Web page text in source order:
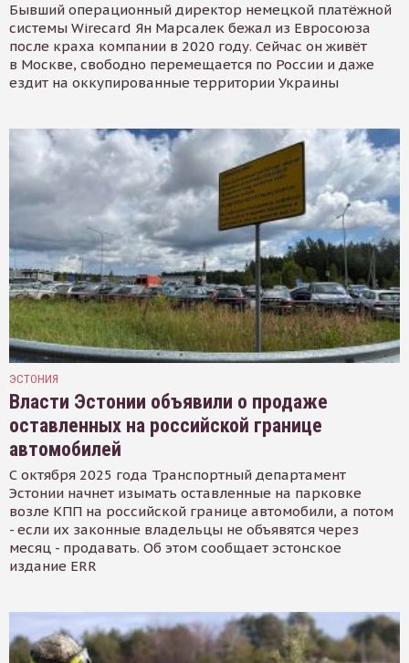
Бывший операционный директор немецкой платёжной
системы Wirecard Ян Марсалек бежал из Евросоюза
после краха компании в 2020 году. Сейчас он живёт
в Москве, свободно перемещается по России и даже
ездит на оккупированные территории Украины
ЭСТОНИЯ
Власти Эстонии объявили о продаже
оставленных на российской границе
автомобилей
С октября 2025 года Транспортный департамент
Эстонии начнет изымать оставленные на парковке
возле КПП на российской границе автомобили, а потом
- если их законные владельцы не объявятся через
месяц - продавать. Об этом сообщает эстонское
издание ERR